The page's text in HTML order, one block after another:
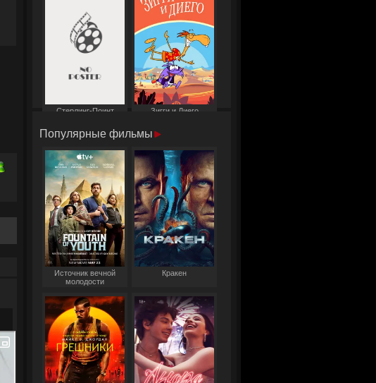
Стерлинг-Поинт Зигги и Диего
Популярные фильмы
Источник вечной
молодости
Кракен